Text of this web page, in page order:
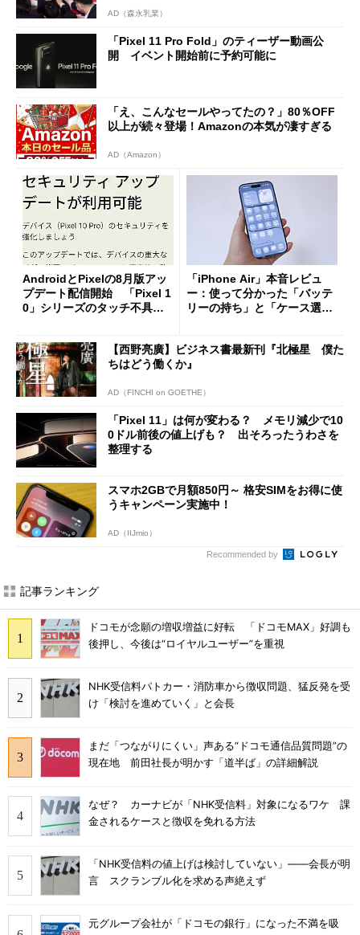
AD（森永乳業）
「Pixel 11 Pro Fold」のティーザー動画公
開 イベント開始前に予約可能に
「え、こんなセールやってたの？」80％OFF
以上が続々登場！Amazonの本気が凄すぎる
AD（Amazon）
AndroidとPixelの8月版アッ
プデート配信開始 「Pixel 1
0」シリーズのタッチ不具合
「iPhone Air」本音レビュ
ー：使って分かった「バッテ
リーの持ち」と「ケース選
【西野亮廣】ビジネス書最新刊『北極星 僕た
ちはどう働くか』
AD（FINCHI on GOETHE）
「Pixel 11」は何が変わる？ メモリ減少で10
0ドル前後の値上げも？ 出そろったうわさを
整理する
スマホ2GBで月額850円～ 格安SIMをお得に使
うキャンペーン実施中！
AD（IIJmio）
Recommended by
記事ランキング
ドコモが念願の増収増益に好転 「ドコモMAX」好調も
後押し、今後は“ロイヤルユーザー”を重視
NHK受信料パトカー・消防車から徴収問題、猛反発を受
け「検討を進めていく」と会長
まだ「つながりにくい」声ある“ドコモ通信品質問題”の
現在地 前田社長が明かす「道半ば」の詳細解説
なぜ？ カーナビが「NHK受信料」対象になるワケ 課
金されるケースと徴収を免れる方法
「NHK受信料の値上げは検討していない」――会長が明
言 スクランブル化を求める声絶えず
元グループ会社が「ドコモの銀行」になった不満を吸